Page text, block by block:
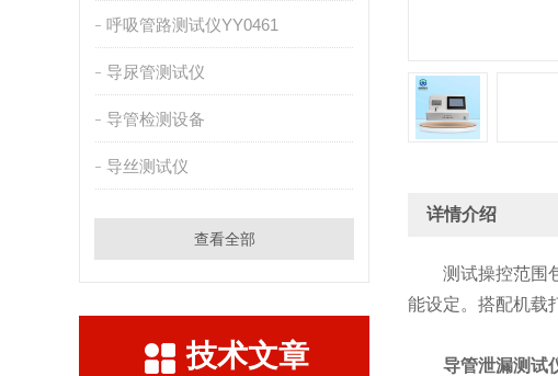
呼吸管路测试仪YY0461
导尿管测试仪
导管检测设备
导丝测试仪
查看全部
技术文章
详情介绍
测试操控范围包
能设定。搭配机载
导管泄漏测试